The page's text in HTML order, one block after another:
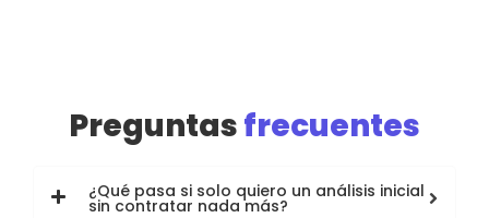
Preguntasfrecuentes
¿Qué pasa si solo quiero un análisis inicial
sin contratar nada más?